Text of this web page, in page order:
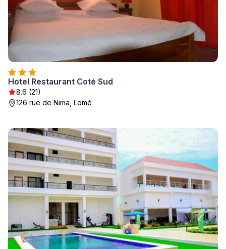
Hotel Restaurant Coté Sud
8.6 (21)
126 rue de Nima, Lomé